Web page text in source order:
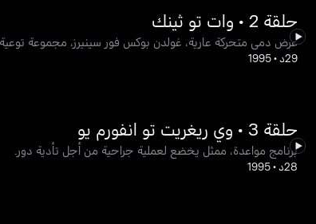
حلقة 2 • وات تو ثينك
عرض دمى متحركة عارية، غولدن بوكس فور سينيرز، مجموعة
29د •
1995
حلقة 3 • وي ريغريت تو انفورم يو
برنامج مواعدة، ممثل يخضع لعملية جراحية من أجل تأدية دور.
28د •
1995